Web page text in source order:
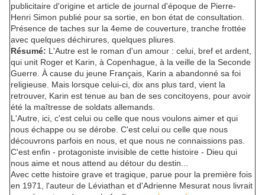
publicitaire d'origine et article de journal d'époque de Pierre-
Henri Simon publié pour sa sortie, en bon état de consultation.
Présence de taches sur la 4eme de couverture, tranche frottée
avec quelques déchirures, quelques pliures.
Résumé: L'Autre est le roman d'un amour : celui, bref et ardent,
qui unit Roger et Karin, à Copenhague, à la veille de la Seconde
Guerre. À cause du jeune Français, Karin a abandonné sa foi
religieuse. Mais lorsque celui-ci, dix ans plus tard, vient la
retrouver, Karin est tenue au ban de ses concitoyens, pour avoir
été la maîtresse de soldats allemands.
L'Autre, ici, c'est celui ou celle que nous voulons aimer et qui
nous échappe ou se dérobe. C'est celui ou celle que nous
découvrons parfois en nous, et que nous ne connaissions pas.
C'est enfin - protagoniste invisible de cette histoire - Dieu qui
nous aime et nous attend au détour du destin...
Avec cette histoire grave et tragique, parue pour la première fois
en 1971, l'auteur de Léviathan et d'Adrienne Mesurat nous livrait